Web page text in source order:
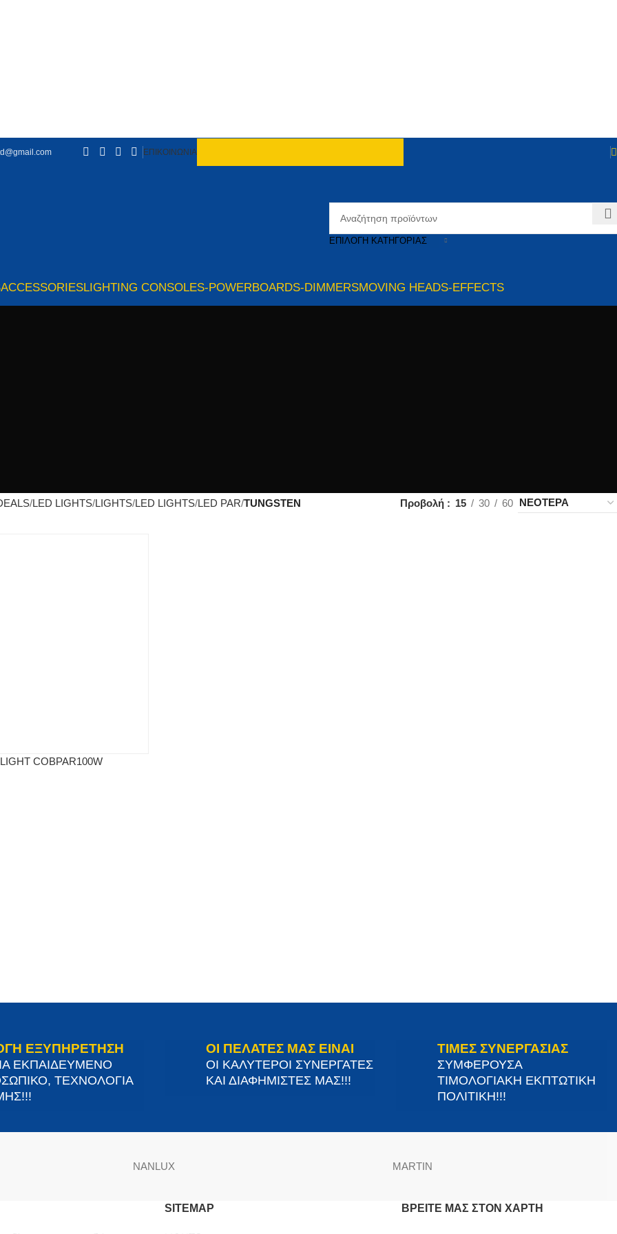
ΕΠΙΚΟΙΝΩΝΙΑ
ΕΠΙΛΟΓΉ ΚΑΤΗΓΟΡΊΑΣ
ACCESSORIESLIGHTING CONSOLES-POWERBOARDS-DIMMERSMOVING HEADS-EFFECTS
LED LIGHTS LIGHTS LED LIGHTS LED PAR TUNGSTEN Προβολή 15 30 60
COBPAR100W
ΕΞΥΠΗΡΕΤΗΣΗ
ΕΚΠΑΙΔΕΥΜΕΝΟ
ΤΕΧΝΟΛΟΓΙΑ
ΟΙ ΠΕΛΑΤΕΣ ΜΑΣ ΕΙΝΑΙ
ΟΙ ΚΑΛΥΤΕΡΟΙ ΣΥΝΕΡΓΑΤΕΣ
ΚΑΙ ΔΙΑΦΗΜΙΣΤΕΣ ΜΑΣ!!!
ΤΙΜΕΣ ΣΥΝΕΡΓΑΣΙΑΣ
ΣΥΜΦΕΡΟΥΣΑ
ΤΙΜΟΛΟΓΙΑΚΗ ΕΚΠΤΩΤΙΚΗ
ΠΟΛΙΤΙΚΗ!!!
NANLUX MARTIN
SITEMAP ΒΡΕΊΤΕ ΜΑΣ ΣΤΟΝ ΧΆΡΤΗ